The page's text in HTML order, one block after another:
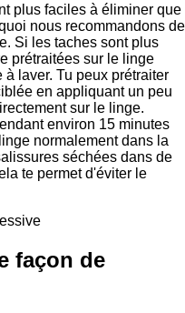
plus faciles à éliminer que
nous recommandons de
Si les taches sont plus
prétraitées sur le linge
laver. Tu peux prétraiter
en appliquant un peu
sur le linge.
environ 15 minutes
normalement dans la
séchées dans de
te permet d'éviter le
façon de